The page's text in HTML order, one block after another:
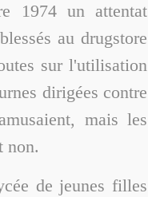
1974 un attentat
au drugstore
sur l'utilisation
dirigées contre
mais les
non.
de jeunes filles